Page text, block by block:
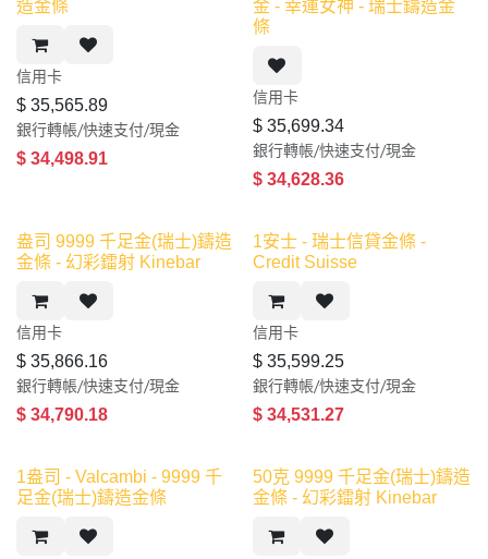
造金條
信用卡​
$ 35,565.89
銀行轉帳/快速支付/現金
$ 34,498.91
金 - 幸運女神 - 瑞士鑄造金
條
信用卡​
$ 35,699.34
銀行轉帳/快速支付/現金
$ 34,628.36
盎司 9999 千足金(瑞士)鑄造
金條 - 幻彩鐳射 Kinebar
信用卡​
$ 35,866.16
銀行轉帳/快速支付/現金
$ 34,790.18
1安士 - 瑞士信貸金條 -
Credit Suisse
信用卡​
$ 35,599.25
銀行轉帳/快速支付/現金
$ 34,531.27
新產品
1盎司 - Valcambi - 9999 千
足金(瑞士)鑄造金條
50克 9999 千足金(瑞士)鑄造
金條 - 幻彩鐳射 Kinebar